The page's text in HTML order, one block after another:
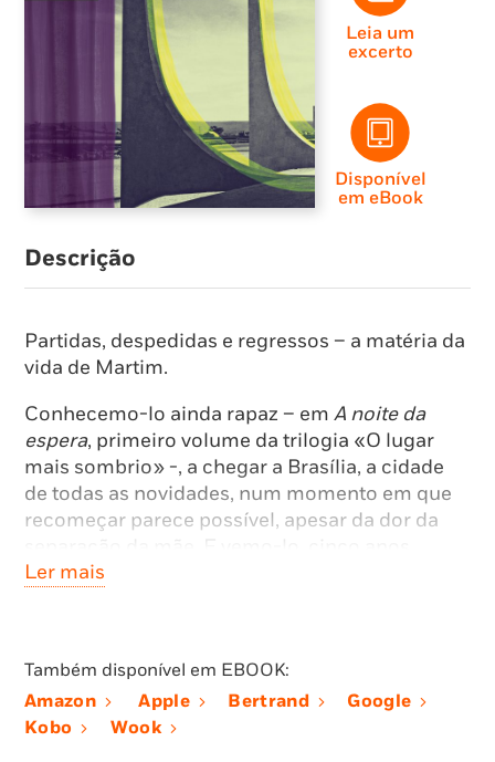
Leia um
excerto
Disponível
em eBook
Descrição
Partidas, despedidas e regressos – a matéria da
vida de Martim.
Conhecemo-lo ainda rapaz – em A noite da
espera, primeiro volume da trilogia «O lugar
mais sombrio» -, a chegar a Brasília, a cidade
de todas as novidades, num momento em que
recomeçar parece possível, apesar da dor da
depois, mais maduro, a abandonar a capital, e
Vai em fuga, do cerco pesado da ditadura, da
saudade da mãe, da relação opressiva com o
pai, da ligação a Dinah, a mulher que o ensinou
Ler mais
Também disponível em EBOOK:
Amazon
Apple Bertrand
Google
Kobo
Wook